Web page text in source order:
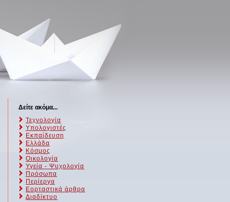
Δείτε ακόμα...
Τεχνολογία
Υπολογιστές
Εκπαίδευση
Ελλάδα
Κόσμος
Οικολογία
Υγεία - Ψυχολογία
Πρόσωπα
Περίεργα
Εορταστικά άρθρα
Διαδίκτυο